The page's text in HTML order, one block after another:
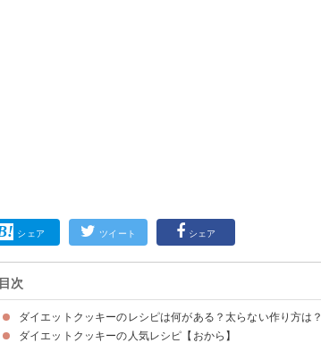
シェア ツイート シェア
目次
ダイエットクッキーのレシピは何がある？太らない作り方は？
ダイエットクッキーの人気レシピ【おから】